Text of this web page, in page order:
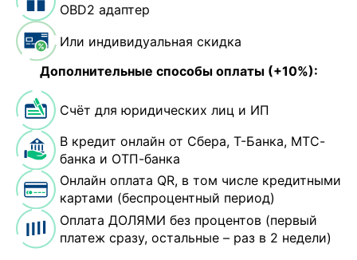
OBD2 адаптер
Или индивидуальная скидка
Дополнительные способы оплаты (+10%):
Счёт для юридических лиц и ИП
В кредит онлайн от Сбера, Т-Банка, МТС-
банка и ОТП-банка
Онлайн оплата QR, в том числе кредитными
картами (беспроцентный период)
Оплата ДОЛЯМИ без процентов (первый
платеж сразу, остальные – раз в 2 недели)